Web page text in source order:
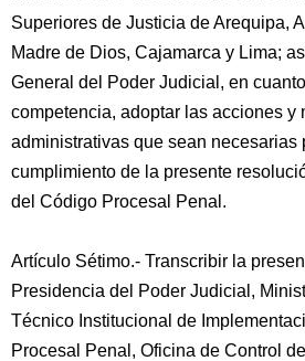
Superiores de Justicia de Arequipa,
Madre de Dios, Cajamarca y Lima;
General del Poder Judicial, en
competencia, adoptar las acciones y
administrativas que sean necesarias
cumplimiento de la presente
del Código Procesal Penal.
Artículo Sétimo.- Transcribir la
Presidencia del Poder Judicial,
Técnico Institucional de
Procesal Penal, Oficina de Control